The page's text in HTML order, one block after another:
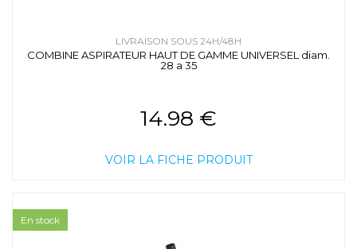
LIVRAISON SOUS 24H/48H
COMBINE ASPIRATEUR HAUT DE GAMME UNIVERSEL diam.
28 a 35
14.98 €
VOIR LA FICHE PRODUIT
En stock